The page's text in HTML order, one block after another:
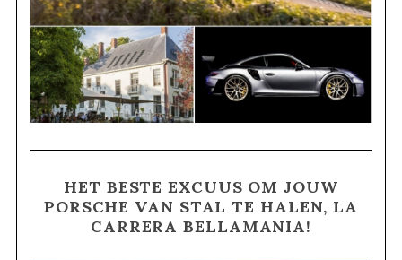
HET BESTE EXCUUS OM JOUW
PORSCHE VAN STAL TE HALEN, LA
CARRERA BELLAMANIA!